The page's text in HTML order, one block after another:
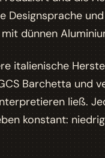
Designsprache
dünnen
italienische
Barchetta und
ließ.
konstant: